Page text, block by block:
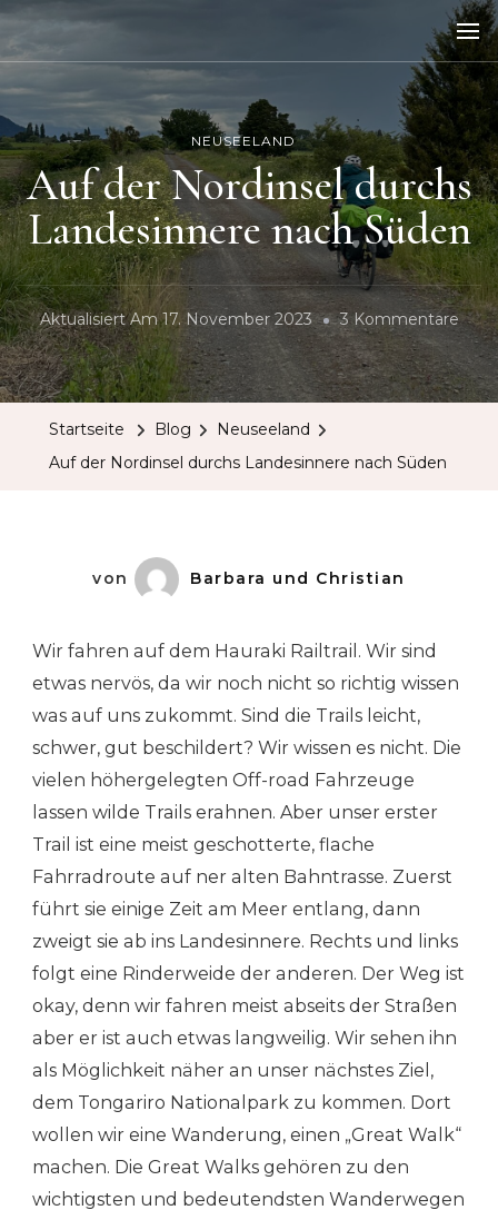
NEUSEELAND
Auf der Nordinsel durchs
Landesinnere nach Süden
Aktualisiert Am17. November 2023 3 KommentareZu
Auf
Der
Startseite Blog
Neuseeland
Auf der Nordinsel durchs Landesinnere nach Süden
von Barbara und Christian
Wir fahren auf dem Hauraki Railtrail. Wir sind
etwas nervös, da wir noch nicht so richtig wissen
was auf uns zukommt. Sind die Trails leicht,
schwer, gut beschildert? Wir wissen es nicht. Die
vielen höhergelegten Off-road Fahrzeuge
lassen wilde Trails erahnen. Aber unser erster
Trail ist eine meist geschotterte, flache
Fahrradroute auf ner alten Bahntrasse. Zuerst
führt sie einige Zeit am Meer entlang, dann
zweigt sie ab ins Landesinnere. Rechts und links
folgt eine Rinderweide der anderen. Der Weg ist
okay, denn wir fahren meist abseits der Straßen
aber er ist auch etwas langweilig. Wir sehen ihn
als Möglichkeit näher an unser nächstes Ziel,
dem Tongariro Nationalpark zu kommen. Dort
wollen wir eine Wanderung, einen „Great Walk“
machen. Die Great Walks gehören zu den
wichtigsten und bedeutendsten Wanderwegen